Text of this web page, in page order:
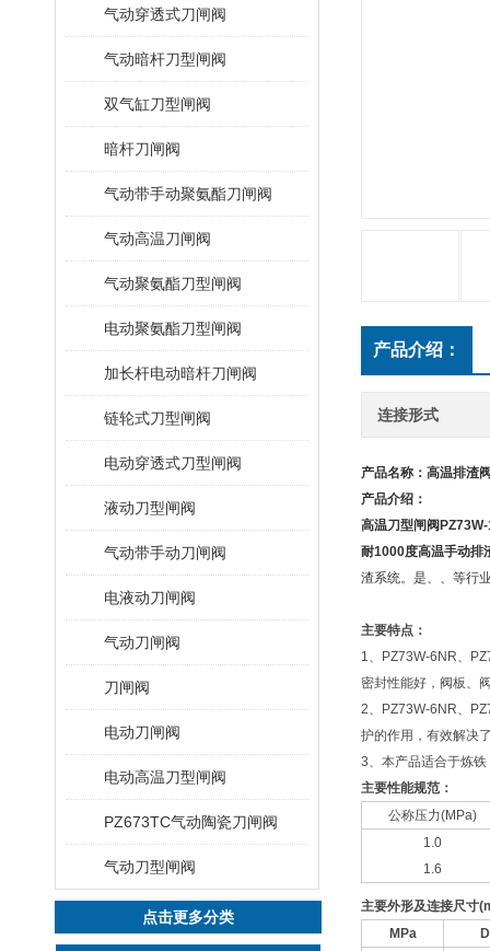
气动穿透式刀闸阀
气动暗杆刀型闸阀
双气缸刀型闸阀
暗杆刀闸阀
气动带手动聚氨酯刀闸阀
气动高温刀闸阀
气动聚氨酯刀型闸阀
电动聚氨酯刀型闸阀
加长杆电动暗杆刀闸阀
链轮式刀型闸阀
电动穿透式刀型闸阀
液动刀型闸阀
气动带手动刀闸阀
电液动刀闸阀
气动刀闸阀
刀闸阀
电动刀闸阀
电动高温刀型闸阀
PZ673TC气动陶瓷刀闸阀
气动刀型闸阀
点击更多分类
产品介绍：
连接形式
产品名称： 高温排渣
产品介绍：
高温刀型闸阀
耐1000度高温手动排
渣系统。是、、等行
主要特点：
1、PZ73W-6NR、
密封性能好，阀板、
2、PZ73W-6NR、
护的作用，有效解决
3、本产品适合于炼
主要性能规范：
公称压力(MPa)
1.0
1.6
主要外形及连接尺寸
MPa